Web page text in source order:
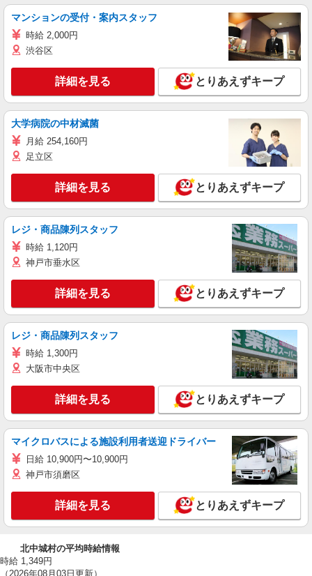
マンションの受付・案内スタッフ
時給 2,000円
渋谷区
詳細を見る とりあえずキープ
大学病院の中材滅菌
月給 254,160円
足立区
詳細を見る とりあえずキープ
レジ・商品陳列スタッフ
時給 1,120円
神戸市垂水区
詳細を見る とりあえずキープ
レジ・商品陳列スタッフ
時給 1,300円
大阪市中央区
詳細を見る とりあえずキープ
マイクロバスによる施設利用者送迎ドライバー
日給 10,900円〜10,900円
神戸市須磨区
詳細を見る とりあえずキープ
北中城村の平均時給情報
時給 1,349円
（2026年08月03日更新）